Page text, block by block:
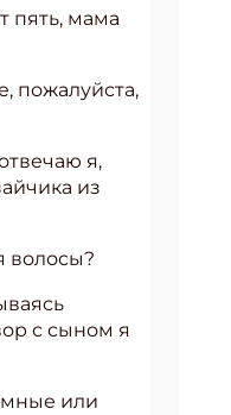
пять, мама
пожалуйста,
я,
из
волосы?
с сыном я
или